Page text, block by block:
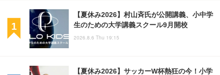
【夏休み2026】村山斉氏が公開講義、小中学
生のための大学講義スクール9月開校
2026.8.6 Thu 19:15
【夏休み2026】サッカーW杯熱狂の今！小学